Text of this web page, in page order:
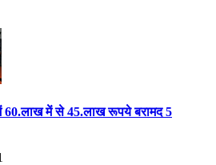
60.लाख में से 45.लाख रूपये बरामद 5